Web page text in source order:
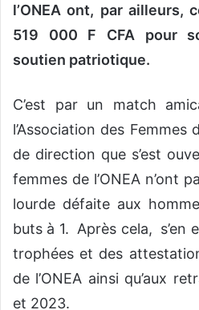
l’ONEA ont, par ailleurs,
519 000 F CFA pour
soutien patriotique.
C’est par un match
l’Association des Femmes
de direction que s’est
femmes de l’ONEA n’ont
lourde défaite aux
buts à 1. Après cela, s’en
trophées et des
de l’ONEA ainsi qu’aux
et 2023.